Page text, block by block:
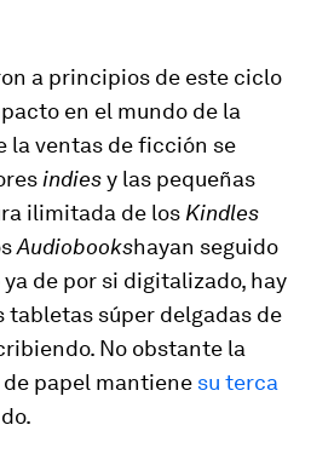
a principios de este ciclo
en el mundo de la
la ventas de ficción se
indiesy las pequeñas
ilimitada de los Kindles
Audiobookshayan seguido
de por si digitalizado, hay
tabletas súper delgadas de
No obstante la
papel mantiene su terca